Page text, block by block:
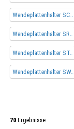
Wendeplattenhalter SC..
Wendeplattenhalter SR..
Wendeplattenhalter ST..
Wendeplattenhalter SW..
70 Ergebnisse